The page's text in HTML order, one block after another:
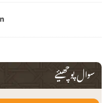
سوال پوچھیئے